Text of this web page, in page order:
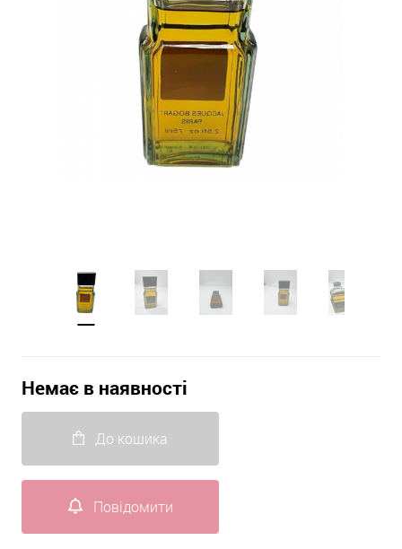
Немає в наявності
До кошика
Повідомити